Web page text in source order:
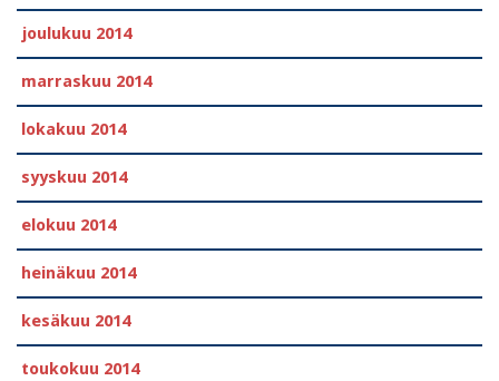
joulukuu 2014
marraskuu 2014
lokakuu 2014
syyskuu 2014
elokuu 2014
heinäkuu 2014
kesäkuu 2014
toukokuu 2014